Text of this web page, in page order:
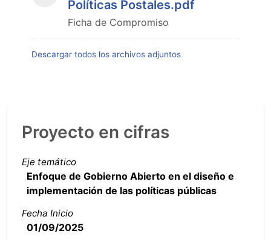
Políticas Postales.pdf
Ficha de Compromiso
Descargar todos los archivos adjuntos
Proyecto en cifras
Eje temático
Enfoque de Gobierno Abierto en el diseño e
implementación de las políticas públicas
Fecha Inicio
01/09/2025